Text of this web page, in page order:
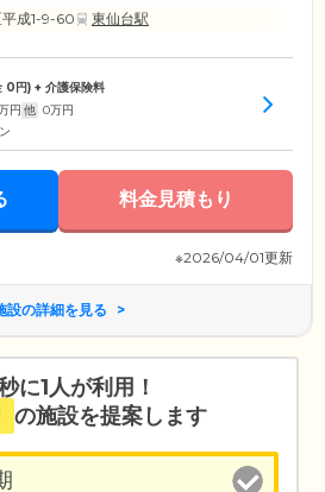
成1-9-60
東仙台駅
0円) + 介護保険料
円 他 0万円
料金見積もり
※2026/04/01更新
設の詳細を見る
に1人が利用！
の施設を提案します